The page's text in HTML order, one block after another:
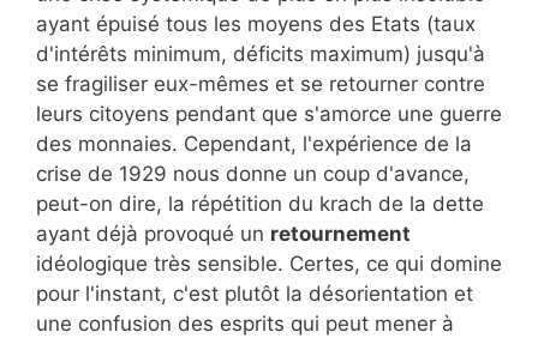
ayant épuisé tous les moyens des Etats (taux
d'intérêts minimum, déficits maximum) jusqu'à
se fragiliser eux-mêmes et se retourner contre
leurs citoyens pendant que s'amorce une guerre
des monnaies. Cependant, l'expérience de la
crise de 1929 nous donne un coup d'avance,
peut-on dire, la répétition du krach de la dette
ayant déjà provoqué un retournement
idéologique très sensible. Certes, ce qui domine
pour l'instant, c'est plutôt la désorientation et
une confusion des esprits qui peut mener à